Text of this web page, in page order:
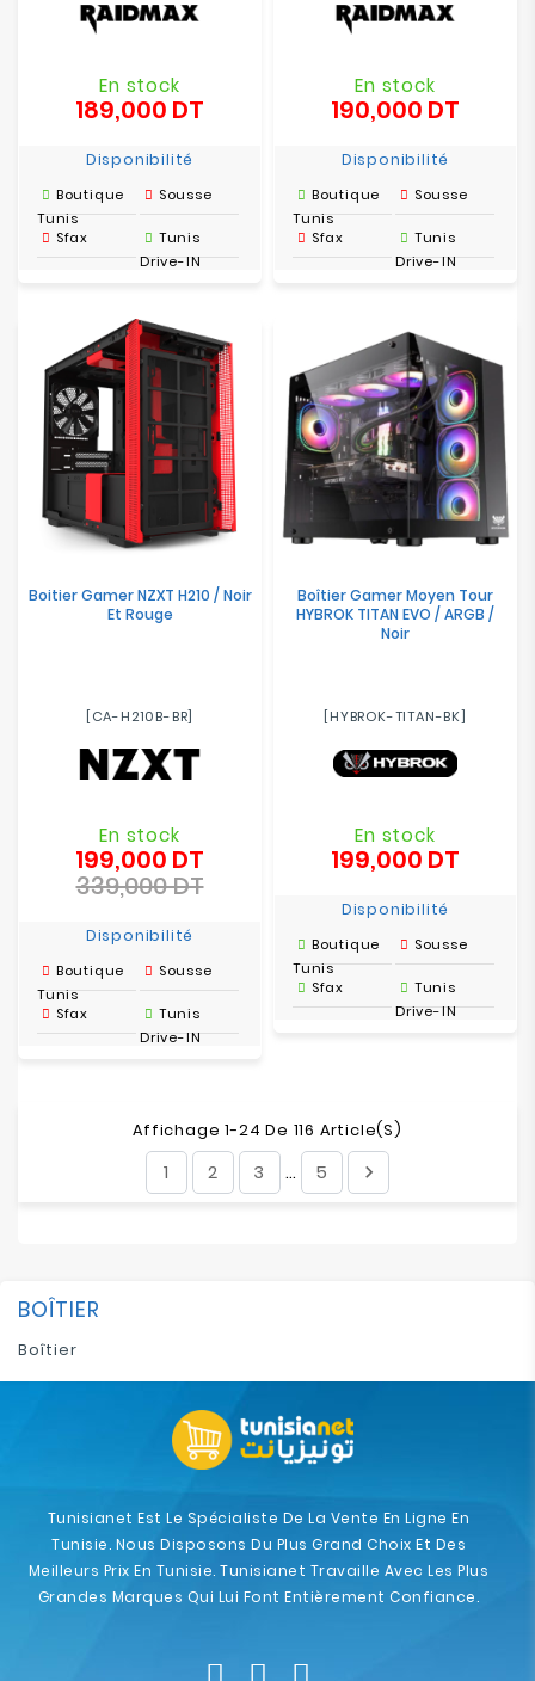
En stock
189,000 DT
Disponibilité
Boutique
Tunis
Sousse
Sfax
Tunis
Drive-IN
En stock
190,000 DT
Disponibilité
Boutique
Tunis
Sousse
Sfax
Tunis
Drive-IN
Boitier Gamer NZXT H210 / Noir
Et Rouge
[CA-H210B-BR]
En stock
199,000 DT
de
339,000 DTPrix
Disponibilité
Boutique
Tunis
Sousse
Sfax
Tunis
Drive-IN
Boîtier Gamer Moyen Tour
HYBROK TITAN EVO / ARGB /
Noir
[HYBROK-TITAN-BK]
En stock
199,000 DT
Disponibilité
Boutique
Tunis
Sousse
Sfax
Tunis
Drive-IN
Affichage 1-24 De 116 Article(s)
1 2 3 … 5 
BOÎTIER
Boîtier
Tunisianet Est Le Spécialiste De La Vente En Ligne En
Tunisie. Nous Disposons Du Plus Grand Choix Et Des
Meilleurs Prix En Tunisie. Tunisianet Travaille Avec Les Plus
Grandes Marques Qui Lui Font Entièrement Confiance.